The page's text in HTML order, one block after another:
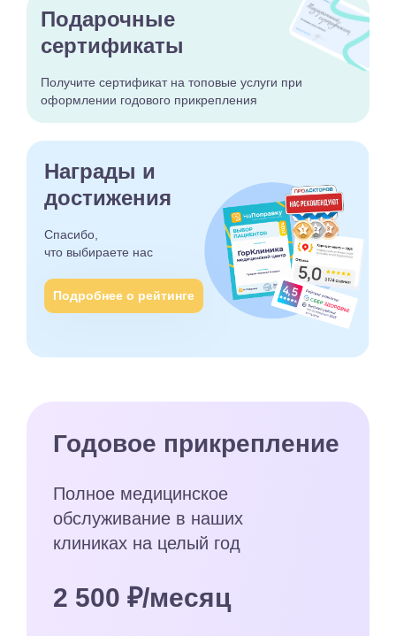
Подарочные
сертификаты
Получите сертификатна топовые услуги при
оформлении годового прикрепления
Награды и
достижения
Спасибо,
что выбираете нас
Подробнее о рейтинге
Годовое прикрепление
Полное медицинское
обслуживание в наших
клиниках на целый год
2 500 ₽/месяц